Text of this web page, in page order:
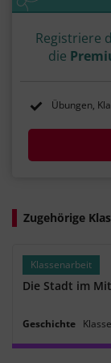
Registriere
die
Übungen,
Zugehörige
Klassenarbeit
Die Stadt im
Geschichte Klasse